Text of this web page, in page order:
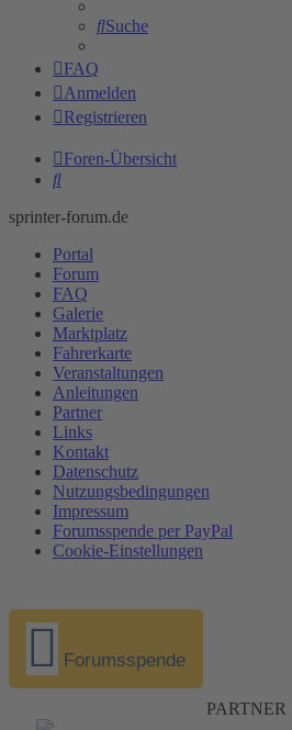
Suche
FAQ
Anmelden
Registrieren
Foren-Übersicht
Suche
sprinter-forum.de
Portal
Forum
FAQ
Galerie
Marktplatz
Fahrerkarte
Veranstaltungen
Anleitungen
Partner
Links
Kontakt
Datenschutz
Nutzungsbedingungen
Impressum
Forumsspende per PayPal
Cookie-Einstellungen
Forumsspende
PARTNER